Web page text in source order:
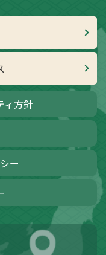
ィ方針
ー